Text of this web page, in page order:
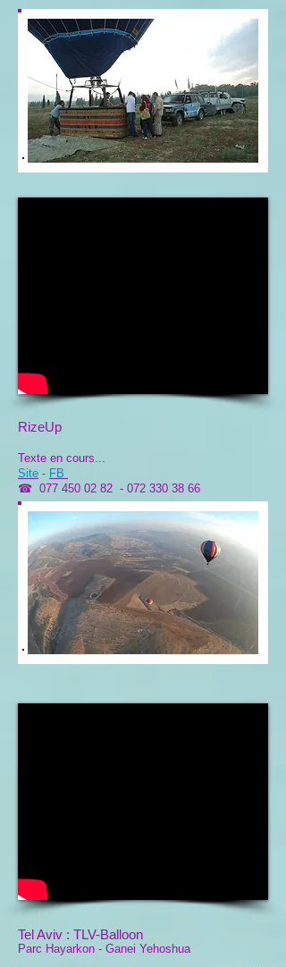
RizeUp
Texte en cours...
Site - FB
☎ 077 450 02 82 - 072 330 38 66
Tel Aviv : TLV-Balloon
Parc Hayarkon - Ganei Yehoshua